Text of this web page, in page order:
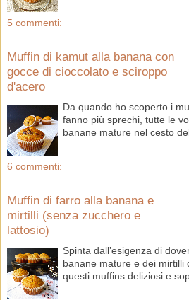
5 commenti:
Muffin di kamut alla banana con
gocce di cioccolato e sciroppo
d'acero
Da quando ho scoperto i
fanno più sprechi, tutte le
banane mature nel cesto
6 commenti:
Muffin di farro alla banana e
mirtilli (senza zucchero e
lattosio)
Spinta dall’esigenza di
banane mature e dei mirtilli
questi muffins deliziosi e